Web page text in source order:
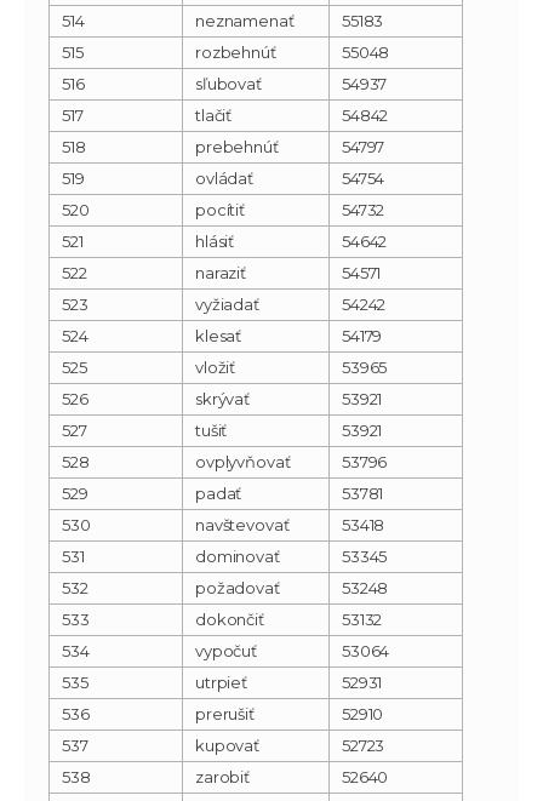
514
neznamenať
55183
515
rozbehnúť
55048
516
sľubovať
54937
517
tlačiť
54842
518
prebehnúť
54797
519
ovládať
54754
520
pocítiť
54732
521
hlásiť
54642
522
naraziť
54571
523
vyžiadať
54242
524
klesať
54179
525
vložiť
53965
526
skrývať
53921
527
tušiť
53921
528
ovplyvňovať
53796
529
padať
53781
530
navštevovať
53418
531
dominovať
53345
532
požadovať
53248
533
dokončiť
53132
534
vypočuť
53064
535
utrpieť
52931
536
prerušiť
52910
537
kupovať
52723
538
zarobiť
52640